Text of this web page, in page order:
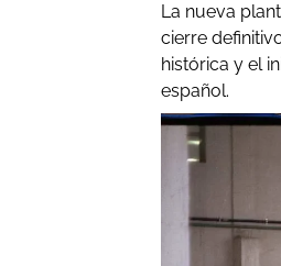
La nueva
cierre
histórica y el
español.